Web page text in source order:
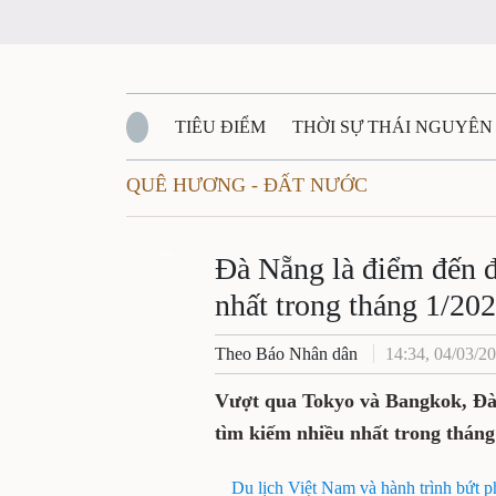
TIÊU ĐIỂM THỜI SỰ THÁI NGUYÊN
QUỐC PHÒNG - AN NINH
QUÊ HƯƠNG - ĐẤT NƯỚC QUỐC TẾ
VĂN BẢN, CHÍNH SÁCH MỚI VĂN
QUÊ HƯƠNG - ĐẤT NƯỚC
Đà Nẵng là điểm
kiếm nhiều nhất
Theo Báo Nhân dân 14:34, 04/
Vượt qua Tokyo và
du khách Mỹ tìm kiếm
Du lịch Việt Nam và hành trình